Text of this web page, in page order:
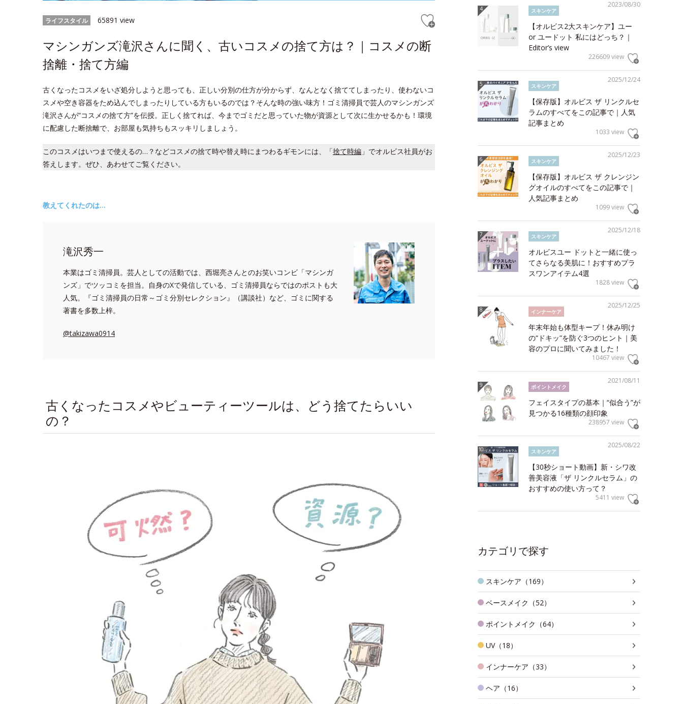
ライフスタイル 65891 view
マシンガンズ滝沢さんに聞く、古いコスメの捨て方は？｜コスメの断
捨離・捨て方編
古くなったコスメをいざ処分しようと思っても、正しい分別の仕方が分からず、なんとなく捨ててしまったり、使わないコ
スメや空き容器をため込んでしまったりしている方もいるのでは？そんな時の強い味方！ゴミ清掃員で芸人のマシンガンズ
滝沢さんが“コスメの捨て方”を伝授。正しく捨てれば、今までゴミだと思っていた物が資源として次に生かせるかも！環境
に配慮した断捨離で、お部屋も気持ちもスッキリしましょう。
このコスメはいつまで使えるの…？などコスメの捨て時や替え時にまつわるギモンには、「捨て時編 」でオルビス社員がお
答えします。ぜひ、あわせてご覧ください。
教えてくれたのは…
滝沢秀一
本業はゴミ清掃員。芸人としての活動では、西堀亮さんとのお笑いコンビ「マシンガ
ンズ」でツッコミを担当。自身のXで発信している、ゴミ清掃員ならではのポストも大
人気。『ゴミ清掃員の日常～ゴミ分別セレクション』（講談社）など、ゴミに関する
著書を多数上梓。
@takizawa0914
古くなったコスメやビューティーツールは、どう捨てたらいい
の？
2023/08/30
スキンケア
【オルビス2大スキンケア】ユー
or ユードット 私にはどっち？｜
Editor’s view
226609 view
2025/12/24
スキンケア
【保存版】オルビス ザ リンクルセ
ラムのすべてをこの記事で｜人気
記事まとめ
1033 view
2025/12/23
スキンケア
【保存版】オルビス ザ クレンジン
グオイルのすべてをこの記事で｜
人気記事まとめ
1099 view
2025/12/18
スキンケア
オルビスユー ドットと一緒に使っ
てさらなる美肌に！おすすめプラ
スワンアイテム4選
1828 view
2025/12/25
インナーケア
年末年始も体型キープ！休み明け
の“ドキッ”を防ぐ3つのヒント｜美
容のプロに聞いてみました！
10467 view
2021/08/11
ポイントメイク
フェイスタイプの基本｜“似合う”が
見つかる16種類の顔印象
238957 view
2025/08/22
スキンケア
【30秒ショート動画】新・シワ改
善美容液「ザ リンクルセラム」の
おすすめの使い方って？
5411 view
カテゴリで探す
スキンケア（169）
ベースメイク（52）
ポイントメイク（64）
UV（18）
インナーケア（33）
ヘア（16）